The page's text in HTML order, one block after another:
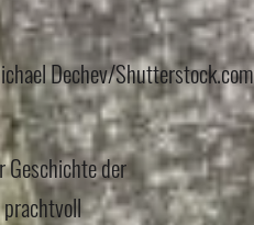
Dechev/Shutterstock.com
Geschichte der